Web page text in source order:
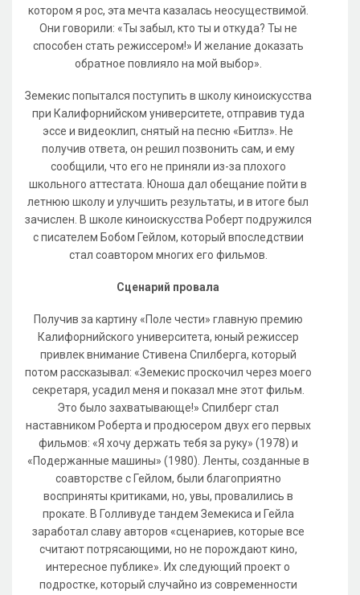
котором я рос, эта мечта казалась неосуществимой.
Они говорили: «Ты забыл, кто ты и откуда? Ты не
способен стать режиссером!» И желание доказать
обратное повлияло на мой выбор».
Земекис попытался поступить в школу киноискусства
при Калифорнийском университете, отправив туда
эссе и видеоклип, снятый на песню «Битлз». Не
получив ответа, он решил позвонить сам, и ему
сообщили, что его не приняли из-за плохого
школьного аттестата. Юноша дал обещание пойти в
летнюю школу и улучшить результаты, и в итоге был
зачислен. В школе киноискусства Роберт подружился
с писателем Бобом Гейлом, который впоследствии
стал соавтором многих его фильмов.
Сценарий провала
Получив за картину «Поле чести» главную премию
Калифорнийского университета, юный режиссер
привлек внимание Стивена Спилберга, который
потом рассказывал: «Земекис проскочил через моего
секретаря, усадил меня и показал мне этот фильм.
Это было захватывающе!» Спилберг стал
наставником Роберта и продюсером двух его первых
фильмов: «Я хочу держать тебя за руку» (1978) и
«Подержанные машины» (1980). Ленты, созданные в
соавторстве с Гейлом, были благоприятно
восприняты критиками, но, увы, провалились в
прокате. В Голливуде тандем Земекиса и Гейла
заработал славу авторов «сценариев, которые все
считают потрясающими, но не порождают кино,
интересное публике». Их следующий проект о
подростке, который случайно из современности